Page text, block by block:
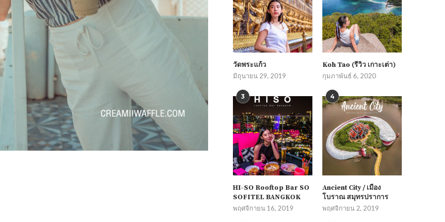
วัดพระแก้ว
มิถุนายน 29, 2019
Koh Tao (รีวิว เกาะเต่า)
กุมภาพันธ์ 6, 2020
3
HI-SO Rooftop Bar SO
SOFITEL BANGKOK
พฤศจิกายน 16, 2019
4
Ancient City / เมือง
โบราณ สมุทรปราการ
พฤศจิกายน 2, 2019